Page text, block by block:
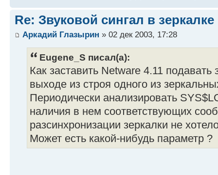
Re: Звуковой сингал в зеркалке
Аркадий Глазырин » 02 дек 2003, 17:28
Eugene_S писал(а):
Как заставить Netware 4.11 подавать
выходе из строя одного из
Периодически анализировать
наличия в нем соответствующих
разсинхронизации зеркалки не
Может есть какой-нибудь параметр ?